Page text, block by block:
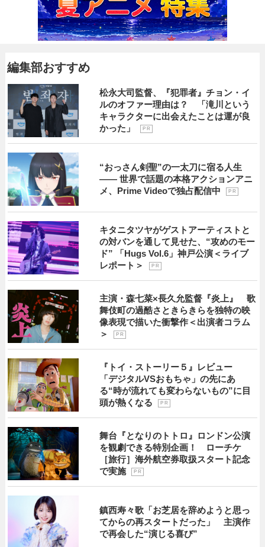
編集部おすすめ
松永大司監督、『犯罪者』チョン・イ
ルのオファー理由は？ 「滝川という
キャラクターに出会えたことは運が良
かった」
P R
“おっさん剣聖”の一太刀に宿る人生
―― 世界で話題の本格アクションアニ
メ、Prime Videoで独占配信中
P R
キタニタツヤがゲストアーティストと
の対バンを通して見せた、“攻めのモー
ド” 「Hugs Vol.6」神戸公演＜ライブ
レポート＞
P R
主演・森七菜×長久允監督『炎上』 歌
舞伎町の過酷さときらきらを独特の映
像表現で描いた衝撃作＜出演者コラム
＞
P R
『トイ・ストーリー５』レビュー
「デジタルVSおもちゃ」の先にあ
る“時が流れても変わらないもの”に目
頭が熱くなる
P R
舞台『となりのトトロ』ロンドン公演
を観劇できる特別企画！ ローチケ
［旅行］海外航空券取扱スタート記念
で実施
P R
鎮西寿々歌「お芝居を辞めようと思っ
てからの再スタートだった」 主演作
で再会した“演じる喜び”